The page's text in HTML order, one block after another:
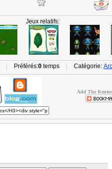
Jeux relatifs:
| Préférés:0 temps | Catégorie:
Add The